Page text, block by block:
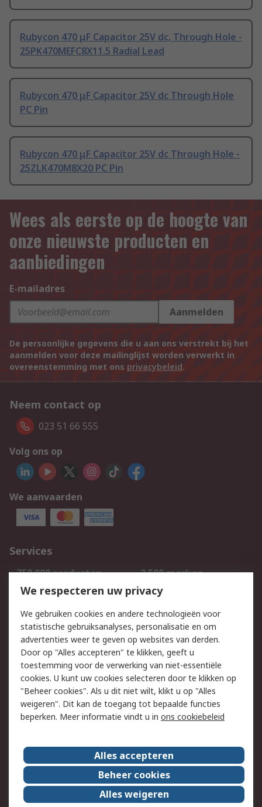
Rubycon 470 μF Capacitor 25V dc, Through Hole -
25PK470MEFC8X11.5 Radial Lead
Rubycon 470 μF Capacitor 25V dc Through Hole
PC Pin
Rubycon 470 μF Capacitor 25V dc Through Hole -
25ZLK470M8X20 PC Pin
Wees als eerste op de hoogte van
onze nieuwste producten en
aanbiedingen
E-mailadres
Aanmelden
De persoonlijke gegevens die u aan ons verstrekt bij het
aanmelden voor deze mailinglijst worden verwerkt in
overeenstemming met ons privacybeleid.
Neem contact op
023 51 66 555
Volg ons op
We aanvaarden
Services
750.000 producten
2.500 merken
Bestellen
Inkoopoplossingen
Track & Trace
Wettelijk
Cookiebeleid
Email veiligheid
Privacybeleid
Websitevoorwaarden
Algemene
verkoopvoorwaarden
Over RS
RS Group
Over ons
RS wereldwijd
Werken bij RS
We respecteren uw privacy
We gebruiken cookies en andere technologieën voor
statistische gebruiksanalyses, personalisatie en om
advertenties weer te geven op websites van derden.
Door op "Alles accepteren" te klikken, geeft u
toestemming voor de verwerking van niet-essentiële
cookies. U kunt uw cookies selecteren door te klikken op
"Beheer cookies". Als u dit niet wilt, klikt u op "Alles
weigeren". Dit kan de toegang tot bepaalde functies
beperken. Meer informatie vindt u in ons cookiebeleid
Alles accepteren
Beheer cookies
Alles weigeren